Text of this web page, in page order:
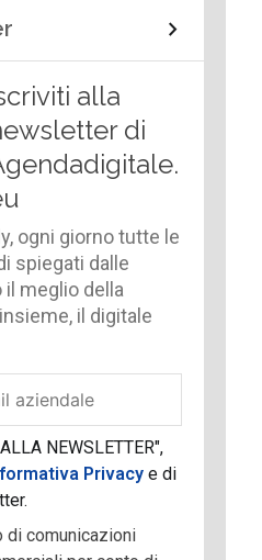
alla
di
ogni giorno tutte le
spiegati dalle
meglio della
il digitale
NEWSLETTER",
Privacye di
di comunicazioni